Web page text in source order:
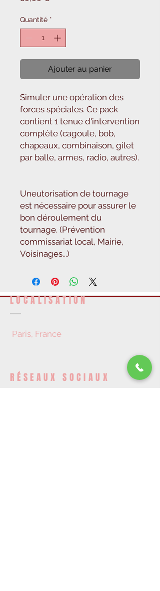
Quantité *
Ajouter au panier
Simuler une opération des
forces spéciales. Ce pack
contient 1 tenue d'intervention
complète (cagoule, bob,
chapeaux, combinaison, gilet
par balle, armes, radio, autres).
Uneutorisation de tournage
est nécessaire pour assurer le
bon déroulement du
tournage. (Prévention
commissariat local, Mairie,
Voisinages...)
LOCALISATION
Paris, France
RÉSEAUX SOCIAUX